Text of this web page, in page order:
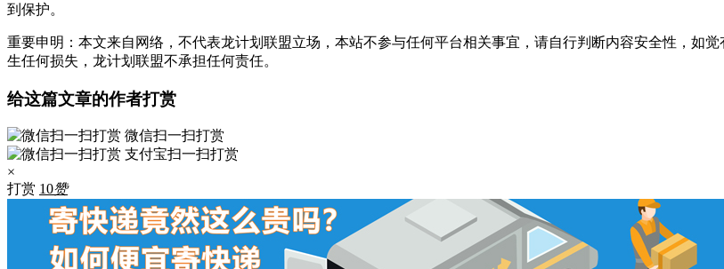
到保护。
重要申明：本文来自网络，不代表龙计划联盟立场，本站不参与任何平台相关事宜，请自行判断内容安全性，如
生任何损失，龙计划联盟不承担任何责任。
给这篇文章的作者打赏
微信扫一扫打赏
支付宝扫一扫打赏
×
打赏 10赞